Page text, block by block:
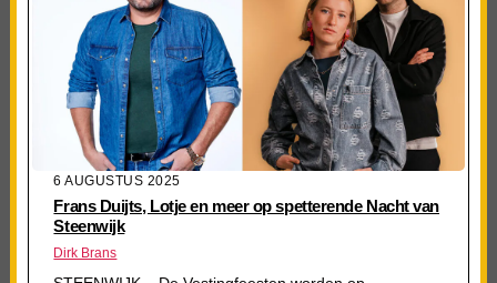
6 AUGUSTUS 2025
Frans Duijts, Lotje en meer op spetterende Nacht van
Steenwijk
Dirk Brans